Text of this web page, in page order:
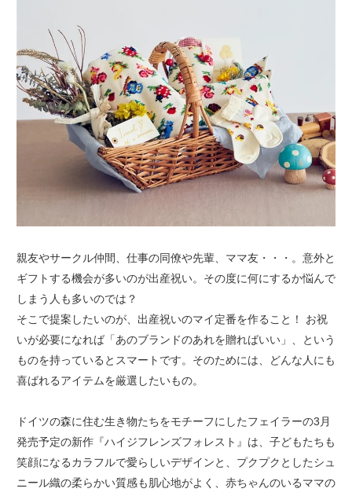
親友やサークル仲間、仕事の同僚や先輩、ママ友・・・。意外と
ギフトする機会が多いのが出産祝い。その度に何にするか悩んで
しまう人も多いのでは？
そこで提案したいのが、出産祝いのマイ定番を作ること！ お祝
いが必要になれば「あのブランドのあれを贈ればいい」、という
ものを持っているとスマートです。そのためには、どんな人にも
喜ばれるアイテムを厳選したいもの。
ドイツの森に住む生き物たちをモチーフにしたフェイラーの3月
発売予定の新作『ハイジフレンズフォレスト』は、子どもたちも
笑顔になるカラフルで愛らしいデザインと、プクプクとしたシュ
ニール織の柔らかい質感も肌心地がよく、赤ちゃんのいるママの